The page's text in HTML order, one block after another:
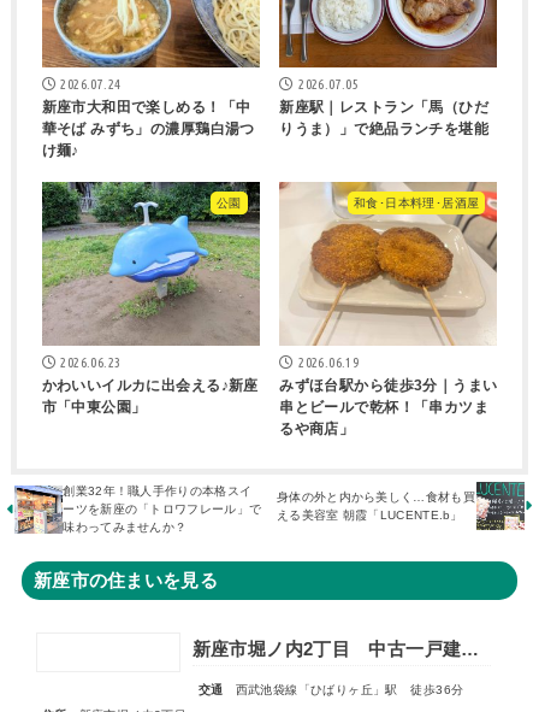
2026.07.24
新座市大和田で楽しめる！「中
華そば みずち」の濃厚鶏白湯つ
け麺♪
2026.07.05
新座駅｜レストラン「馬（ひだ
りうま）」で絶品ランチを堪能
公園
2026.06.23
かわいいイルカに出会える♪新座
市「中東公園」
和食･日本料理･居酒屋
2026.06.19
みずほ台駅から徒歩3分｜うまい
串とビールで乾杯！「串カツま
るや商店」
創業32年！職人手作りの本格スイ
ーツを新座の「トロワフレール」で
味わってみませんか？
身体の外と内から美しく…食材も買
える美容室 朝霞「LUCENTE.b」
新座市の住まいを見る
新座市堀ノ内2丁目 中古一戸建住宅
交通
西武池袋線「ひばりヶ丘」駅 徒歩36分